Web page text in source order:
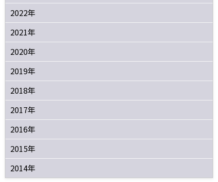
2022年
2021年
2020年
2019年
2018年
2017年
2016年
2015年
2014年